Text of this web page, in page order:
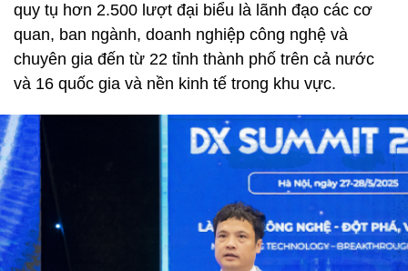
quy tụ hơn 2.500 lượt đại biểu là lãnh đạo các cơ
quan, ban ngành, doanh nghiệp công nghệ và
chuyên gia đến từ 22 tỉnh thành phố trên cả nước
và 16 quốc gia và nền kinh tế trong khu vực.